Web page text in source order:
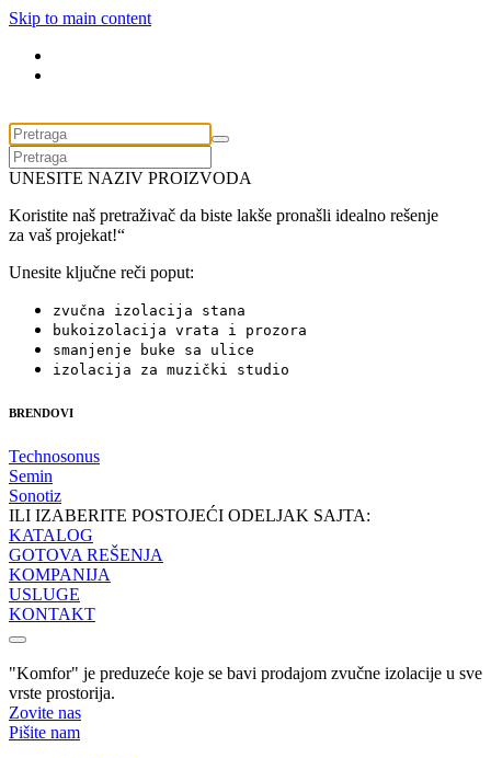
Skip to main content
UNESITE NAZIV PROIZVODA
Koristite naš pretraživač da biste lakše pronašli idealno rešenje
za vaš projekat!“
Unesite ključne reči poput:
zvučna izolacija stana
bukoizolacija vrata i prozora
smanjenje buke sa ulice
izolacija za muzički studio
BRENDOVI
Technosonus
Semin
Sonotiz
ILI IZABERITE POSTOJEĆI ODELJAK SAJTA:
KATALOG
GOTOVA REŠENJA
KOMPANIJA
USLUGE
KONTAKT
"Komfor" je preduzeće koje se bavi prodajom zvučne izolacije u sve
vrste prostorija.
Zovite nas
Pišite nam